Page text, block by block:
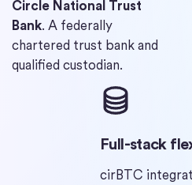
Circle National Trust
Bank. A federally
chartered trust bank and
qualified custodian.
Full-stack
cirBTC